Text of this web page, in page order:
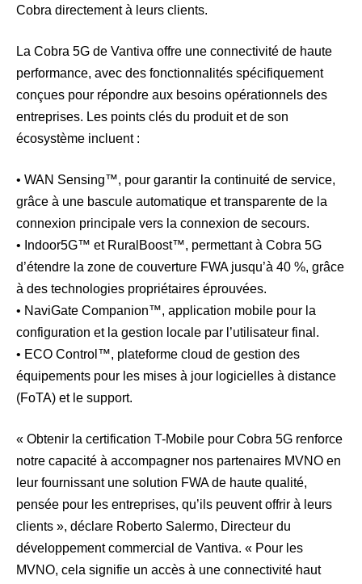
Cobra directement à leurs clients.
La Cobra 5G de Vantiva offre une connectivité de haute
performance, avec des fonctionnalités spécifiquement
conçues pour répondre aux besoins opérationnels des
entreprises. Les points clés du produit et de son
écosystème incluent :
• WAN Sensing™, pour garantir la continuité de service,
grâce à une bascule automatique et transparente de la
connexion principale vers la connexion de secours.
• Indoor5G™ et RuralBoost™, permettant à Cobra 5G
d’étendre la zone de couverture FWA jusqu’à 40 %, grâce
à des technologies propriétaires éprouvées.
• NaviGate Companion™, application mobile pour la
configuration et la gestion locale par l’utilisateur final.
• ECO Control™, plateforme cloud de gestion des
équipements pour les mises à jour logicielles à distance
(FoTA) et le support.
« Obtenir la certification T-Mobile pour Cobra 5G renforce
notre capacité à accompagner nos partenaires MVNO en
leur fournissant une solution FWA de haute qualité,
pensée pour les entreprises, qu’ils peuvent offrir à leurs
clients », déclare Roberto Salermo, Directeur du
développement commercial de Vantiva. « Pour les
MVNO, cela signifie un accès à une connectivité haut